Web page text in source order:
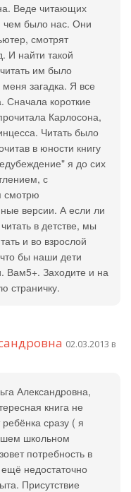
Веде читающих
чем было нас. Они
смотрят
И найти такой
им было
загадка. Я все
Сначала короткие
Карлосона,
Читать было
в юности книгу
я до сих
с
смотрю
версии. А если ли
в детстве, мы
и во взрослой
бы наши дети
Вам5+. Заходите и на
страничку.
02.03.2013 в
Александровна,
книга не
ребёнка сразу ( я
школьном
потребность в
недостаточно
Присутствие